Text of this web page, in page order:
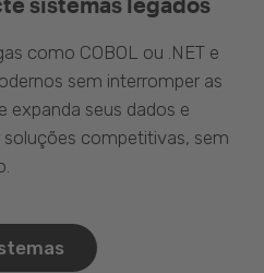
como COBOL ou .NET e
sem interromper as
expanda seus dados e
competitivas, sem